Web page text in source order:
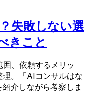
失敗しない選
きこと
、依頼するメリッ
理。「AIコンサルはな
介しながら考察しま